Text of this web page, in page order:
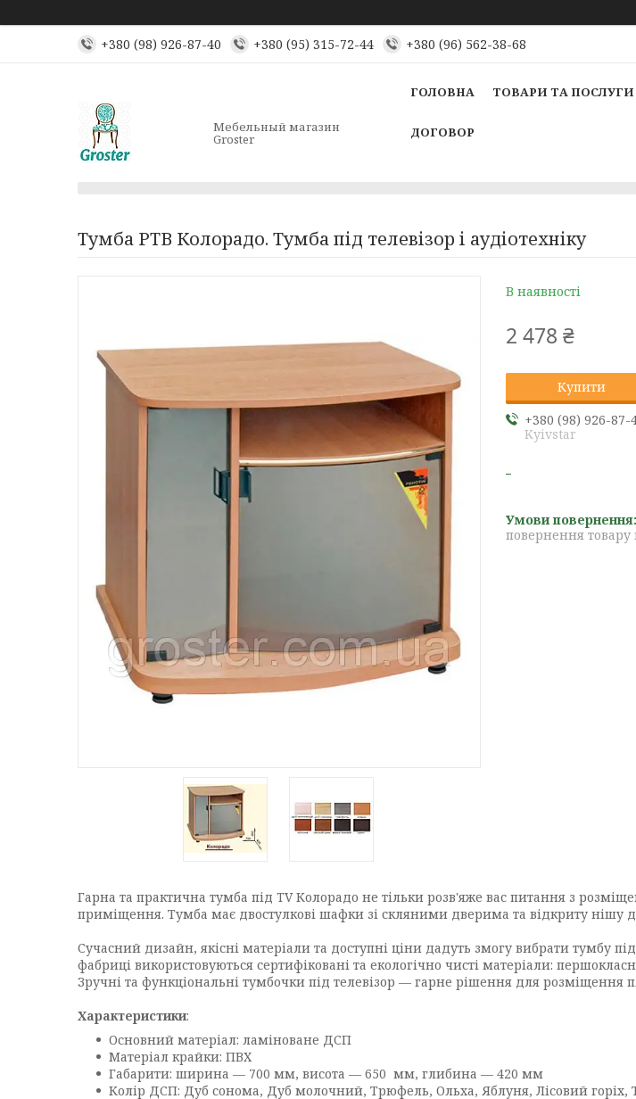
+380 (98) 926-87-40 +380 (95) 315-72-44 +380 (96) 562-38-68
Мебельный магазин
Groster
ГОЛОВНА ТОВАРИ ТА ПОСЛУГИ
ДОГОВОР
Тумба РТВ Колорадо. Тумба під телевізор і аудіотехніку
В наявності
2 478 ₴
Купити
+380 (98) 926-87-
Kyivstar
повернення товару
Гарна та практична тумба під TV Колорадо не тільки розв'яже вас питання з
приміщення. Тумба має двостулкові шафки зі скляними дверима та відкриту нішу
Сучасний дизайн, якісні матеріали та доступні ціни дадуть змогу вибрати тумбу
фабриці використовуються сертифіковані та екологічно чисті матеріали:
Зручні та функціональні тумбочки під телевізор — гарне рішення для розміщення
Характеристики:
Основний матеріал: ламіноване ДСП
Матеріал крайки: ПВХ
Габарити: ширина — 700 мм, висота — 650 мм, глибина — 420 мм
Колір ДСП: Дуб сонома, Дуб молочний, Трюфель, Ольха, Яблуня, Лісовий горіх,